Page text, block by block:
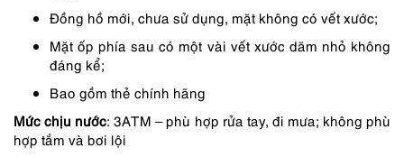
Đồng hồ mới, chưa sử dụng, mặt không có vết xước;
Mặt ốp phía sau có một vài vết xước dăm nhỏ không
đáng kể;
Bao gồm thẻ chính hãng
Mức chịu nước: 3ATM – phù hợp rửa tay, đi mưa; không phù
hợp tắm và bơi lội